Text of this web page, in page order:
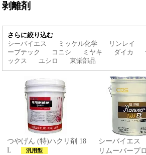
剥離剤
さらに絞り込む
シーバイエス
ミッケル化学 リンレイ
ーブテック
コニシ ミヤキ ダイカ
ックス
ユシロ 東栄部品
つやげん (特)ハクリ剤 18
L
汎用型
シーバイエス
リムーバー